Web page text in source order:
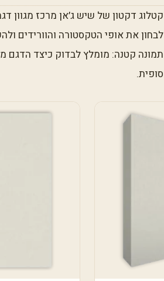
קטלוג דקטון של שיש ג׳אן מרכז מגוון
לבחון את אופי הטקסטורה והוורידים
תמונה קטנה: מומלץ לבדוק כיצד הדגם
סופית.